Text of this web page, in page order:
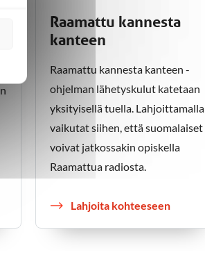
Raamattu kannesta
kanteen
Raamattu kannesta kanteen -
ohjelman lähetyskulut katetaan
yksityisellä tuella. Lahjoittamalla
vaikutat siihen, että suomalaiset
voivat jatkossakin opiskella
Raamattua radiosta.
Lahjoita kohteeseen